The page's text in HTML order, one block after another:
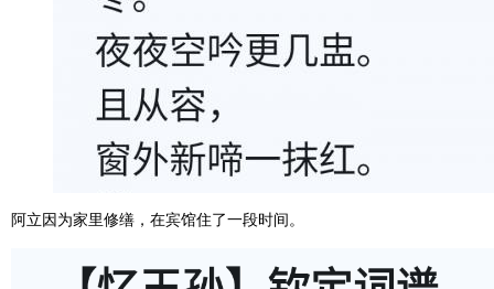
阿立因为家里修缮，在宾馆住了一段时间。